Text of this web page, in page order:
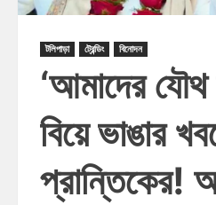
টলিপাড়া ট্রেন্ডিং বিনোদন
‘আমাদের যৌথ
বিয়ে ভাঙার
প্রান্তিকের!